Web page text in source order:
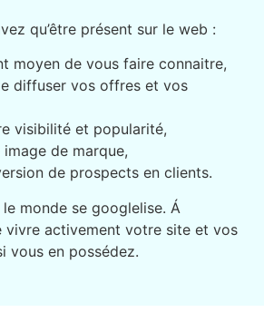
qu’être présent sur le web :
moyen de vous faire connaitre,
diffuser vos offres et vos
visibilité et popularité,
de marque,
de prospects en clients.
le monde se googlelise. Á
vivre activement votre site et vos
vous en possédez.